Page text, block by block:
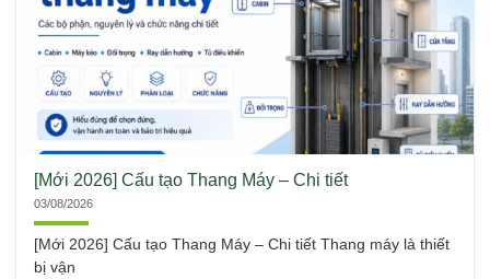
[Mới 2026] Cấu tạo Thang Máy – Chi tiết
03/08/2026
[Mới 2026] Cấu tạo Thang Máy – Chi tiết Thang máy là thiết
bị vận